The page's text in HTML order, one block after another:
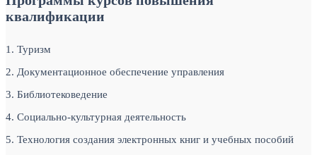
квалификации
1. Туризм
2. Документационное обеспечение управления
3. Библиотековедение
4. Социально-культурная деятельность
5. Технология создания электронных книг и учебных пособий